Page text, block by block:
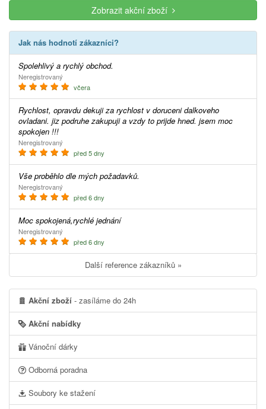
Zobrazit akční zboží
Jak nás hodnotí zákazníci?
Spolehlivý a rychlý obchod.
Neregistrovaný
včera
Rychlost, opravdu dekuji za rychlost v doruceni dalkoveho
ovladani. jiz podruhe zakupuji a vzdy to prijde hned. jsem moc
spokojen !!!
Neregistrovaný
před 5 dny
Vše proběhlo dle mých požadavků.
Neregistrovaný
před 6 dny
Moc spokojená,rychlé jednání
Neregistrovaný
před 6 dny
Další reference zákazníků »
Akční zboží - zasíláme do 24h
Akční nabídky
Vánoční dárky
Odborná poradna
Soubory ke stažení